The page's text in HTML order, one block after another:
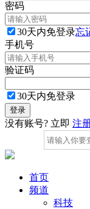
密码
30天内免登录忘
手机号
验证码
30天内免登录
没有账号? 立即 注
首页
频道
科技